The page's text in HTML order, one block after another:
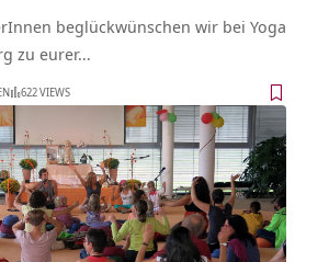
beglückwünschen wir bei Yoga
zu eurer…
622 VIEWS